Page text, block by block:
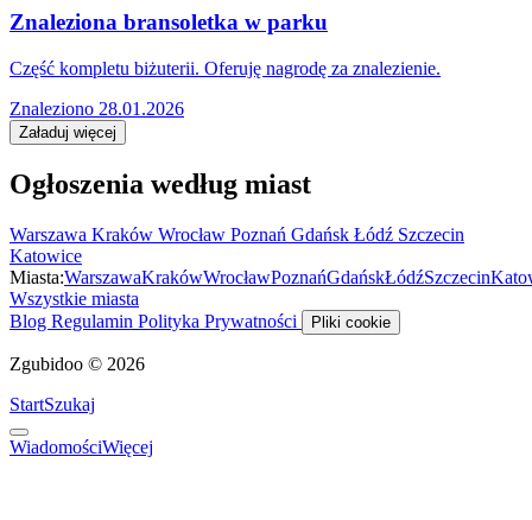
Znaleziona bransoletka w parku
Część kompletu biżuterii. Oferuję nagrodę za znalezienie.
Znaleziono 28.01.2026
Załaduj więcej
Ogłoszenia według miast
Warszawa Kraków Wrocław Poznań Gdańsk Łódź Szczecin
Katowice
Miasta:WarszawaKrakówWrocławPoznańGdańskŁódźSzczecin
Wszystkie miasta
Blog Regulamin Polityka Prywatności Pliki cookie
Zgubidoo © 2026
StartSzukaj
WiadomościWięcej